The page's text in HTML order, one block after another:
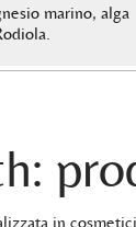
marino, alga
in